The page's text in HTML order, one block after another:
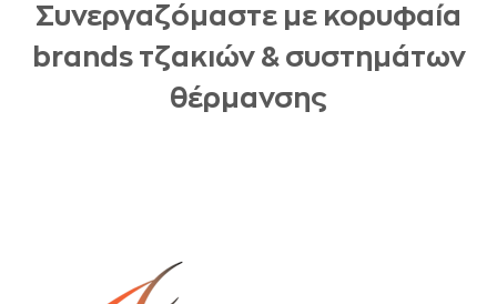
Συνεργαζόμαστε με κορυφαία
brands τζακιών & συστημάτων
θέρμανσης